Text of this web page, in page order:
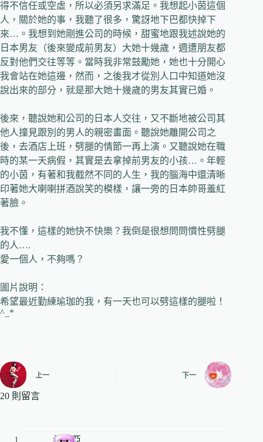
得不信任或空虛，所以必須另求滿足。我想起小茵這個
人，關於她的事，我聽了很多，驚訝地下巴都快掉下
來…。我想到她剛進公司的時候，甜蜜地跟我述說她的
日本男友（後來變成前男友）大她十幾歲，週遭朋友都
反對他們交往等等。當時我非常鼓勵她，她也十分開心
我會站在她這邊，然而，之後我才從別人口中知道她沒
說出來的部分，就是那大她十幾歲的男友其實已婚。
後來，聽說她和公司的日本人交往，又不斷地被公司其
他人撞見跟別的男人的親密畫面。聽說她離開公司之
後，去酒店上班，劈腿的情節一再上演。又聽說她在職
時的某一天病假，其實是去拿掉前男友的小孩…。年輕
的小茵，有著和我截然不同的人生，我的腦海中還清晰
印著她大喇喇拼酒說笑的模樣，讓一旁的日本帥哥羞紅
著臉。
我不懂，這樣的她快不快樂？我倒是很想問問慣性劈腿
的人….
愛一個人，不夠嗎？
圖片說明：
希望最近勤練瑜珈的我，有一天也可以劈這樣的腿啦！
^_*
上一 下一
20 則留言
希薇亞